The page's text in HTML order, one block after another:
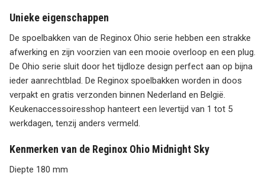
Unieke eigenschappen
De spoelbakken van de Reginox Ohio serie hebben een strakke
afwerking en zijn voorzien van een mooie overloop en een plug.
De Ohio serie sluit door het tijdloze design perfect aan op bijna
ieder aanrechtblad. De Reginox spoelbakken worden in doos
verpakt en gratis verzonden binnen Nederland en België.
Keukenaccessoiresshop hanteert een levertijd van 1 tot 5
werkdagen, tenzij anders vermeld.
Kenmerken van de Reginox Ohio Midnight Sky
Diepte 180 mm